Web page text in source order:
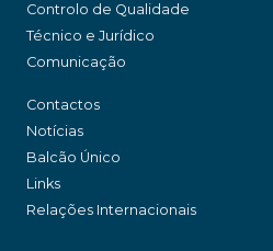
Controlo de Qualidade
Técnico e Jurídico
Comunicação
Contactos
Notícias
Balcão Único
Links
Relações Internacionais